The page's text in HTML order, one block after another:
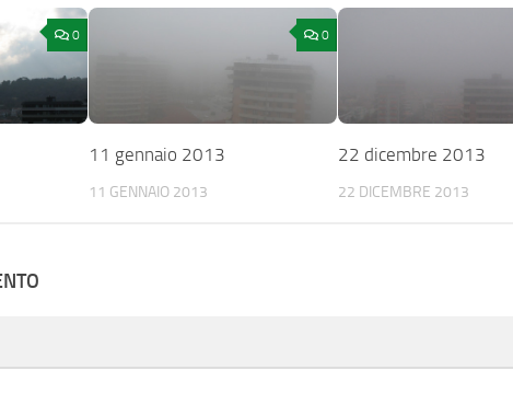
0 0
11 gennaio 2013
11 GENNAIO 2013
22 dicembre 2013
22 DICEMBRE 2013